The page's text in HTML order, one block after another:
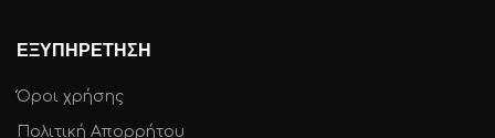
ΕΞΥΠΗΡΕΤΗΣΗ
Όροι χρήσης
Πολιτική Απορρήτου